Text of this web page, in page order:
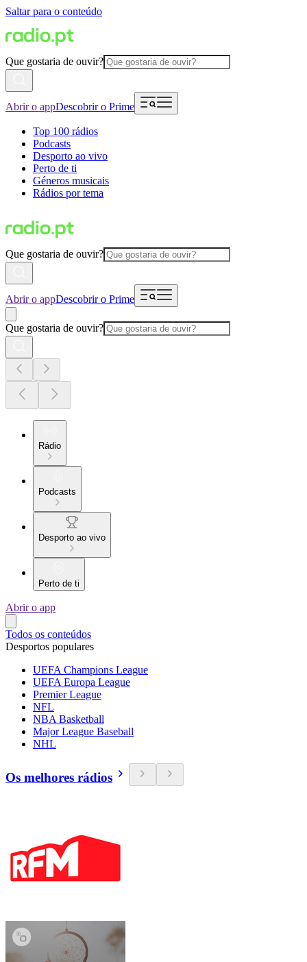
Saltar para o conteúdo
Que gostaria de ouvir?
Abrir o appDescobrir o Prime
Top 100 rádios
Podcasts
Desporto ao vivo
Perto de ti
Géneros musicais
Rádios por tema
Que gostaria de ouvir?
Abrir o appDescobrir o Prime
Que gostaria de ouvir?
Rádio
Podcasts
Desporto ao vivo
Perto de ti
Abrir o app
Todos os conteúdos
Desportos populares
UEFA Champions League
UEFA Europa League
Premier League
NFL
NBA Basketball
Major League Baseball
NHL
Os melhores rádios